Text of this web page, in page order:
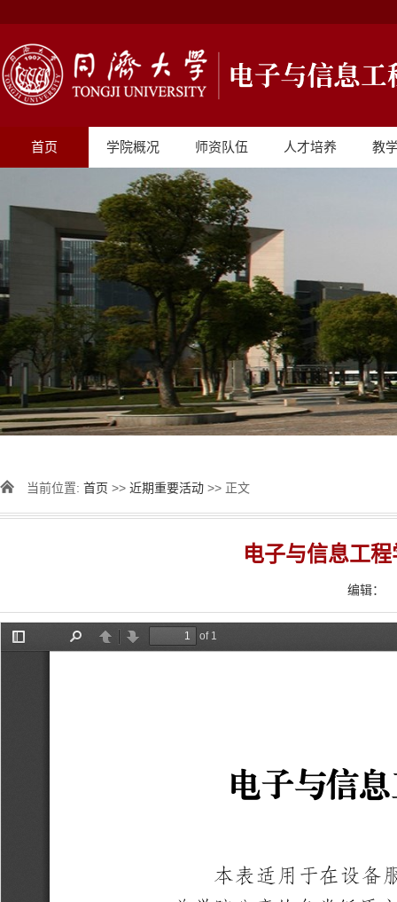
首页 学院概况 师资队伍 人才培养 教
当前位置: 首页 >> 近期重要活动 >> 正文
电子与信息工
编辑：